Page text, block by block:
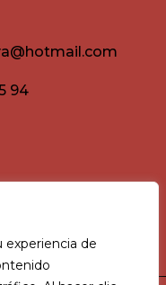
experiencia de
94